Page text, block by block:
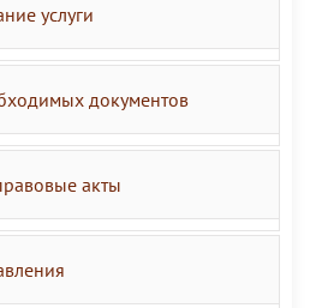
услуги
документов
акты